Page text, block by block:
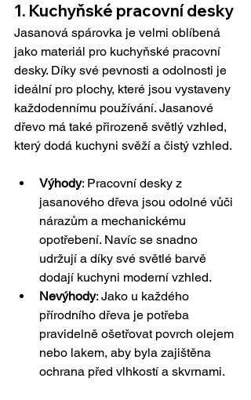
1. Kuchyňské pracovní desky
Jasanová spárovka je velmi oblíbená
jako materiál pro kuchyňské pracovní
desky. Díky své pevnosti a odolnosti je
ideální pro plochy, které jsou vystaveny
každodennímu používání. Jasanové
dřevo má také přirozeně světlý vzhled,
který dodá kuchyni svěží a čistý vzhled.
Výhody: Pracovní desky z
jasanového dřeva jsou odolné vůči
nárazům a mechanickému
opotřebení. Navíc se snadno
udržují a díky své světlé barvě
dodají kuchyni moderní vzhled.
Nevýhody: Jako u každého
přírodního dřeva je potřeba
pravidelně ošetřovat povrch olejem
nebo lakem, aby byla zajištěna
ochrana před vlhkostí a skvrnami.